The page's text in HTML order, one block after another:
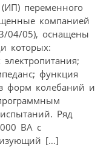
переменного
компанией
04/05), оснащены
которых:
функция
форм колебаний и
Ряд
ВА с
[…]